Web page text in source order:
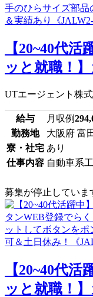
【20~40代
ッと就職！
UTエージェント株式
給与 月収例
勤務地
大阪府 富
寮・社宅 あり
仕事内容 自動車系
募集が停止していま
【20~40代
ッと就職！